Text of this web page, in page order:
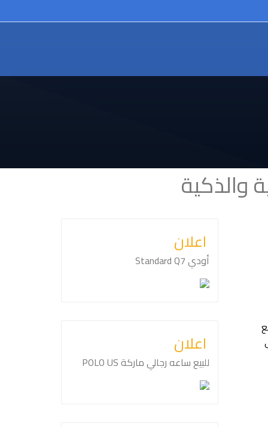
والذكية
اعلان
أودي ⁦Q7⁩ ⁦Standard⁩
اعلان
للبيع ساعه رجالي ماركة ⁦⁦US⁩⁩ ⁦⁦POLO⁩⁩